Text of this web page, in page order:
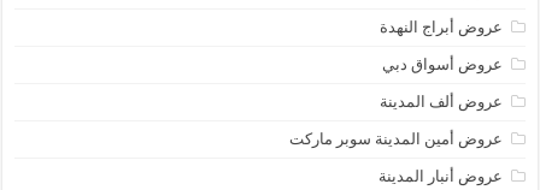
عروض أبراج النهدة
عروض أسواق دبي
عروض ألف المدينة
عروض أمين المدينة سوبر ماركت
عروض أنبار المدينة